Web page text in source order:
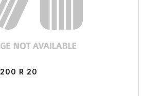
R 20